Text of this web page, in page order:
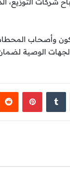
وأصحاب
الوصية
لينكدإن بينتيريست